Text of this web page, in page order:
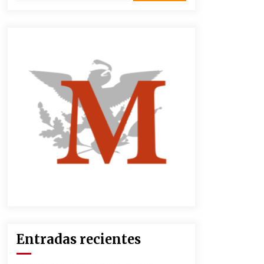
Zar antidrogas de EE.UU.: “vamos
por los políticos mexicanos que
protegen al narco”
2 meses atrás
México libraría posible arancel de
EE.UU. en 85% de sus exportaciones
Entradas recientes